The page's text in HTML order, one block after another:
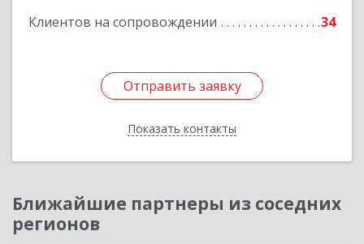
Клиентов на сопровождении 34
Отправить заявку
Показать контакты
Отправить заявку
Назад
Ближайшие партнеры из соседних
регионов